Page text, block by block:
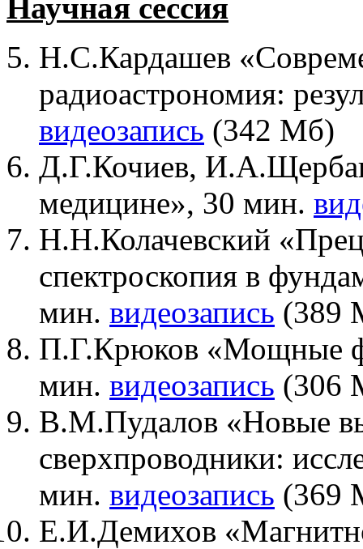
Научная сессия
Н.С.Кардашев
радиоастрономия:
видеозапись (342 Мб)
Д.Г.Кочиев,
медицине», 30 мин.
Н.Н.Колачевский
спектроскопия в
мин. видеозапись (389
П.Г.Крюков «Мощные
мин. видеозапись (306
В.М.Пудалов «Новые
сверхпроводники:
мин. видеозапись (369
Е.И.Демихов